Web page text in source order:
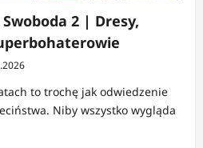
Swoboda 2 | Dresy,
to trochę jak odwiedzenie
Niby wszystko wygląda